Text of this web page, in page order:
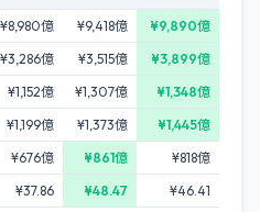
¥8,980億 ¥9,418億
¥9,890億
¥3,286億 ¥3,515億
¥3,899億
¥1,152億 ¥1,307億
¥1,348億
¥1,199億 ¥1,373億
¥1,445億
¥676億 ¥861億
¥818億
¥37.86 ¥48.47
¥46.41